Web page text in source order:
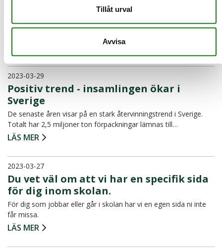
Tillåt urval
Avvisa
Hur länge har vi återvunnit glas i Sverige och vilka är egentligen
2023-03-29
Positiv trend - insamlingen ökar i
Sverige
De senaste åren visar på en stark återvinningstrend i Sverige.
Totalt har 2,5 miljoner ton förpackningar lämnas till…
LÄS MER
2023-03-27
Du vet väl om att vi har en specifik sida
för dig inom skolan.
För dig som jobbar eller går i skolan har vi en egen sida ni inte
får missa.
LÄS MER